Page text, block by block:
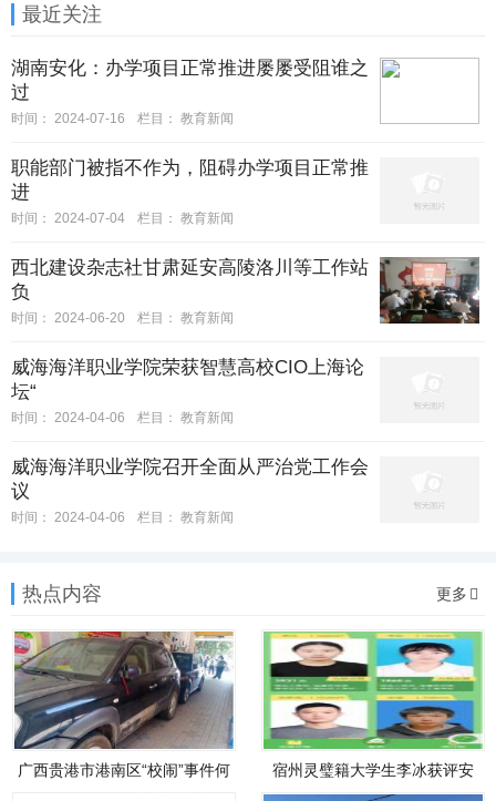
最近关注
湖南安化：办学项目正常推进屡屡受阻谁之
过
时间： 2024-07-16 栏目： 教育新闻
职能部门被指不作为，阻碍办学项目正常推
进
时间： 2024-07-04 栏目： 教育新闻
西北建设杂志社甘肃延安高陵洛川等工作站
负
时间： 2024-06-20 栏目： 教育新闻
威海海洋职业学院荣获智慧高校CIO上海论
坛“
时间： 2024-04-06 栏目： 教育新闻
威海海洋职业学院召开全面从严治党工作会
议
时间： 2024-04-06 栏目： 教育新闻
热点内容 更多
广西贵港市港南区“校闹”事件何
宿州灵璧籍大学生李冰获评安